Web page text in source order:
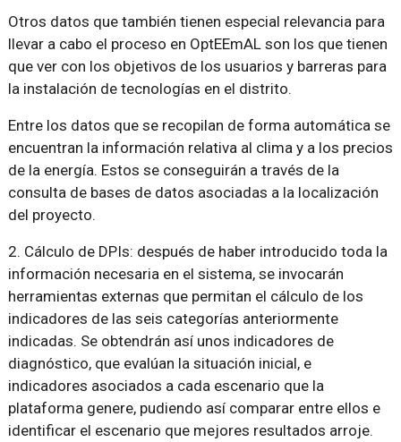
Otros datos que también tienen especial relevancia para
llevar a cabo el proceso en OptEEmAL son los que tienen
que ver con los objetivos de los usuarios y barreras para
la instalación de tecnologías en el distrito.
Entre los datos que se recopilan de forma automática se
encuentran la información relativa al clima y a los precios
de la energía. Estos se conseguirán a través de la
consulta de bases de datos asociadas a la localización
del proyecto.
2. Cálculo de DPIs: después de haber introducido toda la
información necesaria en el sistema, se invocarán
herramientas externas que permitan el cálculo de los
indicadores de las seis categorías anteriormente
indicadas. Se obtendrán así unos indicadores de
diagnóstico, que evalúan la situación inicial, e
indicadores asociados a cada escenario que la
plataforma genere, pudiendo así comparar entre ellos e
identificar el escenario que mejores resultados arroje.